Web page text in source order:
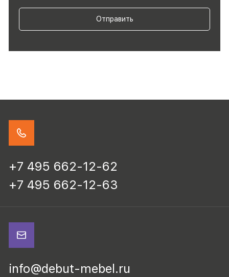
Отправить
+7 495 662-12-62
+7 495 662-12-63
info@debut-mebel.ru